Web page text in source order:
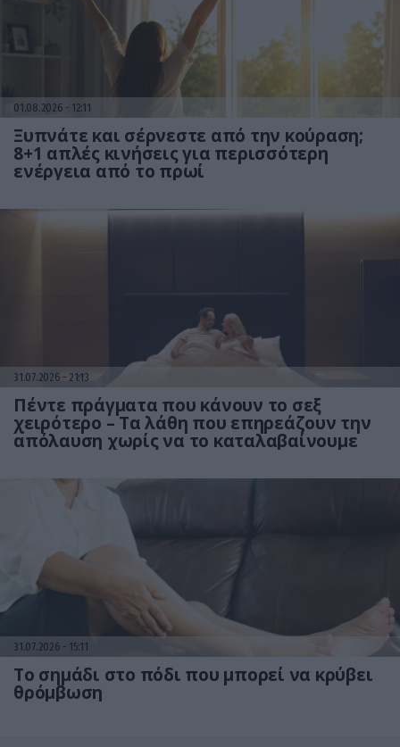
01.08.2026 12:11
Ξυπνάτε και σέρνεστε από την κούραση;
8+1 απλές κινήσεις για περισσότερη
ενέργεια από το πρωί
31.07.2026 21:13
Πέντε πράγματα που κάνουν το σεξ
χειρότερο – Τα λάθη που επηρεάζουν την
απόλαυση χωρίς να το καταλαβαίνουμε
31.07.2026 15:11
Το σημάδι στο πόδι που μπορεί να κρύβει
θρόμβωση